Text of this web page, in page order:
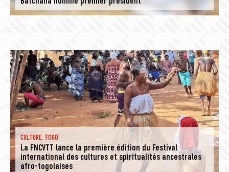
CULTURE, TOGO
La FNCVTT lance la première édition du Festival
international des cultures et spiritualités ancestrales
afro-togolaises